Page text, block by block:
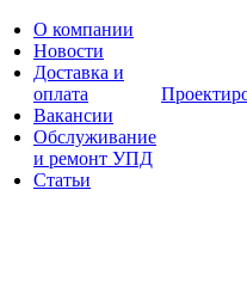
О компании
Новости
Доставка и
оплата
Вакансии
Обслуживание
и ремонт УПД
Статьи